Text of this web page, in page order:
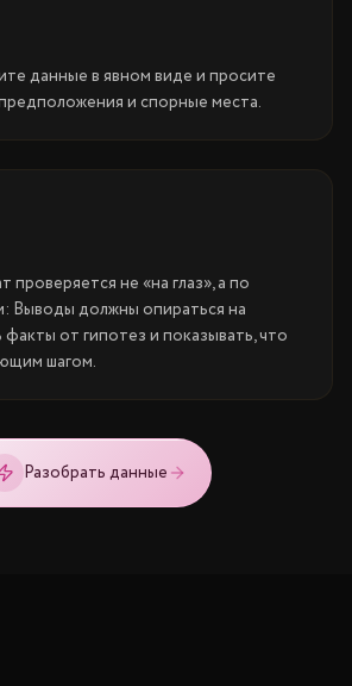
данные в явном виде и просите
и спорные места.
проверяется не «на глаз», а по
Выводы должны опираться на
от гипотез и показывать, что
шагом.
Разобрать данные